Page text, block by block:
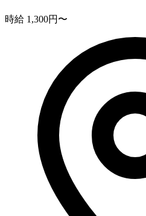
時給 1,300円〜